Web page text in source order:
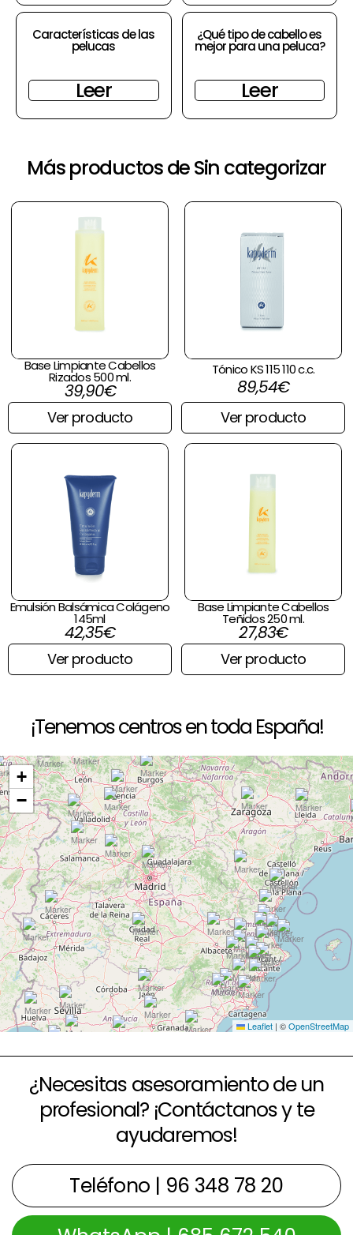
Características de las
pelucas
Leer
¿Qué tipo de cabello es
mejor para una peluca?
Leer
Más productos de Sin categorizar
Base Limpiante Cabellos
Rizados 500 ml.
39,90€
Ver producto
Tónico KS 115 110 c.c.
89,54€
Ver producto
Emulsión Balsámica Colágeno
145ml
42,35€
Ver producto
Base Limpiante Cabellos
Teñidos 250 ml.
27,83€
Ver producto
¡Tenemos centros en toda España!
+
−
Leaflet | ©OpenStreetMap
¿Necesitas asesoramiento de un
profesional? ¡Contáctanos y te
ayudaremos!
Teléfono | 96 348 78 20